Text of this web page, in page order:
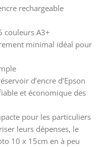
rechargeable
couleurs A3+
minimal idéal pour
d’encre d’Epson
et économique des
pour les particuliers
leurs dépenses, le
10 x 15cm en à peu